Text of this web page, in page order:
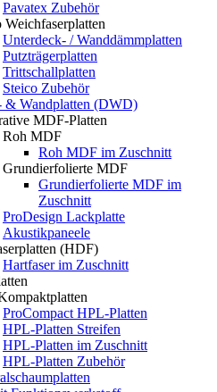
Pavatex Zubehör
Weichfaserplatten
Unterdeck- / Wanddämmplatten
Putzträgerplatten
Trittschallplatten
Steico Zubehör
& Wandplatten (DWD)
MDF-Platten
Roh MDF
Roh MDF im Zuschnitt
Grundierfolierte MDF
Grundierfolierte MDF im
Zuschnitt
ProDesign Lackplatte
Akustikpaneele
(HDF)
Hartfaser im Zuschnitt
ProCompact HPL-Platten
HPL-Platten Streifen
HPL-Platten im Zuschnitt
HPL-Platten Zubehör